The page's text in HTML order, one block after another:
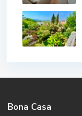
Bona Casa